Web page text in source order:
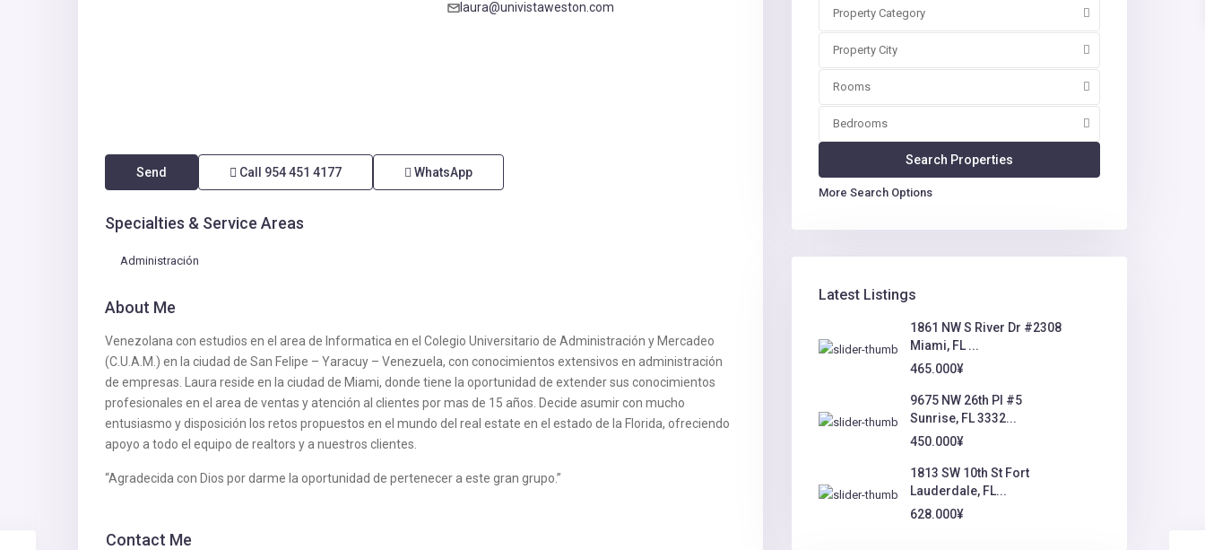
laura@univistaweston.com
Send Call 954 451 4177 WhatsApp
Specialties & Service Areas
Administración
About Me
Venezolana con estudios en el area de Informatica en el Colegio Universitario de Administración y Mercadeo
(C.U.A.M.) en la ciudad de San Felipe – Yaracuy – Venezuela, con conocimientos extensivos en administración
de empresas. Laura reside en la ciudad de Miami, donde tiene la oportunidad de extender sus conocimientos
profesionales en el area de ventas y atención al clientes por mas de 15 años. Decide asumir con mucho
entusiasmo y disposición los retos propuestos en el mundo del real estate en el estado de la Florida, ofreciendo
apoyo a todo el equipo de realtors y a nuestros clientes.
“Agradecida con Dios por darme la oportunidad de pertenecer a este gran grupo.”
Contact Me
Property Category
Property City
Rooms
Bedrooms
More Search Options
Latest Listings
1861 NW S River Dr #2308
Miami, FL ...
465.000¥
9675 NW 26th Pl #5
Sunrise, FL 3332...
450.000¥
1813 SW 10th St Fort
Lauderdale, FL...
628.000¥